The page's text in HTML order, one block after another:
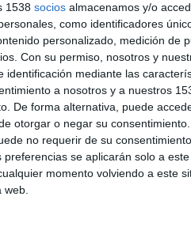
1538 socios almacenamos y/o
como identificadores
personalizado, medición de
Con su permiso, nosotros y
identificación mediante las
a nosotros y a nuestros
De forma alternativa, puede
otorgar o negar su consentimiento.
no requerir de su
preferencias se aplicarán solo a
momento volviendo a este
24 (100%)
Ranking equipos por nº de
FC Barcelona Academy
Granollers EC Academy
3
Sant Andreu Academy
2
Espanyol Academy
2 (8,33%)
Jabac i Terrassa
2
Ver ranking completo